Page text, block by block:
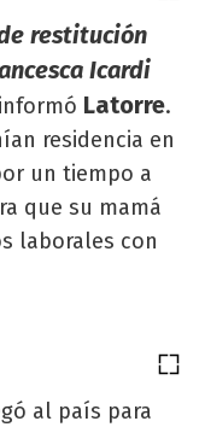
restitución
Icardi
Latorre.
residencia en
un tiempo a
que su mamá
laborales con
al país para